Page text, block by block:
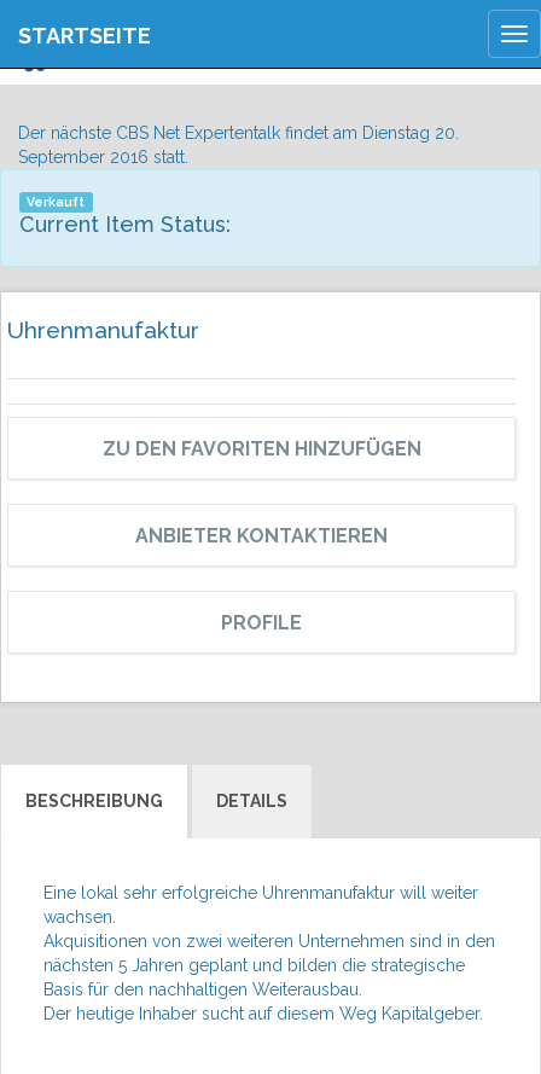
JETZT ANMELDEN
REGISTRIEREN
Der nächste CBS Net Expertentalk findet am Dienstag 20.
September 2016 statt.
Verkauft
Current Item Status:
Uhrenmanufaktur
ZU DEN FAVORITEN HINZUFÜGEN
ANBIETER KONTAKTIEREN
PROFILE
BESCHREIBUNG DETAILS
Eine lokal sehr erfolgreiche Uhrenmanufaktur will weiter
wachsen.
Akquisitionen von zwei weiteren Unternehmen sind in den
nächsten 5 Jahren geplant und bilden die strategische
Basis für den nachhaltigen Weiterausbau.
Der heutige Inhaber sucht auf diesem Weg Kapitalgeber.
STARTSEITE